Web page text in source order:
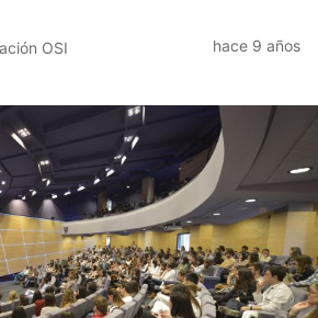
OSI
hace 9 años